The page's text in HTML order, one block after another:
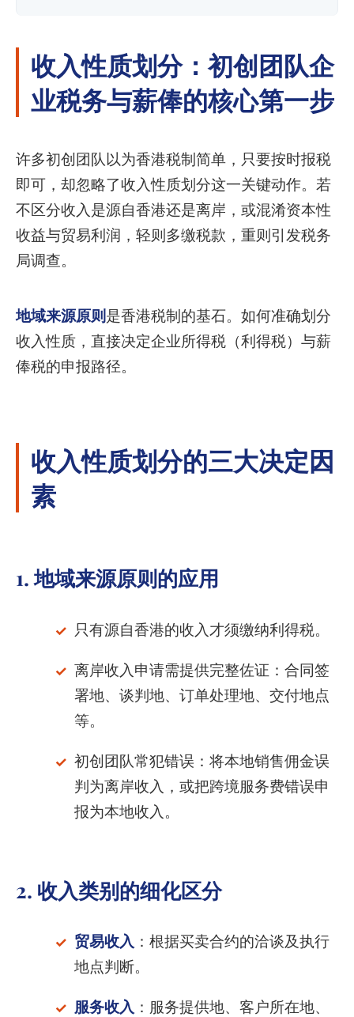
收入性质划分：初创团队企
业税务与薪俸的核心第一步
许多初创团队以为香港税制简单，只要按时报税
即可，却忽略了收入性质划分这一关键动作。若
不区分收入是源自香港还是离岸，或混淆资本性
收益与贸易利润，轻则多缴税款，重则引发税务
局调查。
地域来源原则 是香港税制的基石。如何准确划分
收入性质，直接决定企业所得税（利得税）与薪
俸税的申报路径。
收入性质划分的三大决定因
素
1. 地域来源原则的应用
只有源自香港的收入才须缴纳利得税。
离岸收入申请需提供完整佐证：合同签
署地、谈判地、订单处理地、交付地点
等。
初创团队常犯错误：将本地销售佣金误
判为离岸收入，或把跨境服务费错误申
报为本地收入。
2. 收入类别的细化区分
贸易收入 ：根据买卖合约的洽谈及执行
地点判断。
服务收入 ：服务提供地、客户所在地、